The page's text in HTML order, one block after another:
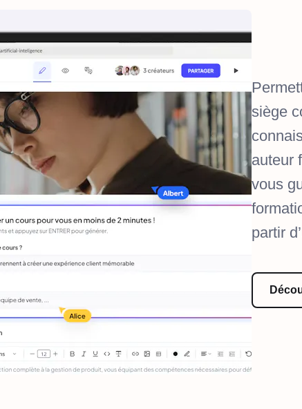
siège
auteur
vous
partir